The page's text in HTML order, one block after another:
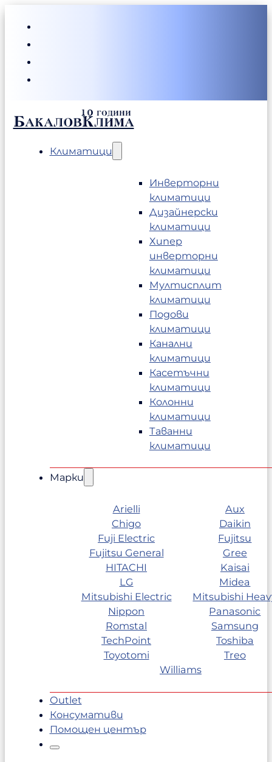
БакаловКлима
Климатици
Инверторни
климатици
Дизайнерски
климатици
Хипер
инверторни
климатици
Мултисплит
климатици
Подови
климатици
Канални
климатици
Касетъчни
климатици
Колонни
климатици
Таванни
климатици
Марки
Arielli
Aux
Chigo
Daikin
Fuji Electric
Fujitsu
Fujitsu General
Gree
HITACHI
Kaisai
LG
Midea
Mitsubishi Electric
Mitsubishi
Nippon
Panasonic
Romstal
Samsung
TechPoint
Toshiba
Toyotomi
Treo
Williams
Outlet
Консумативи
Помощен център